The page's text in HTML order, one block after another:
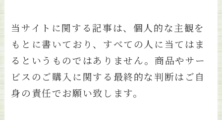
当サイトに関する記事は、個人的な主観を
もとに書いており、すべての人に当てはま
るというものではありません。商品やサー
ビスのご購入に関する最終的な判断はご自
身の責任でお願い致します。